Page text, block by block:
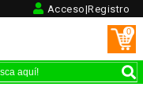
Acceso|Registro
0